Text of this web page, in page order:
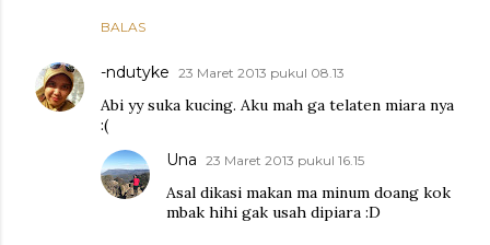
BALAS
-ndutyke 23 Maret 2013 pukul 08.13
Abi yy suka kucing. Aku mah ga telaten miara nya
:(
Una 23 Maret 2013 pukul 16.15
Asal dikasi makan ma minum doang kok
mbak hihi gak usah dipiara :D